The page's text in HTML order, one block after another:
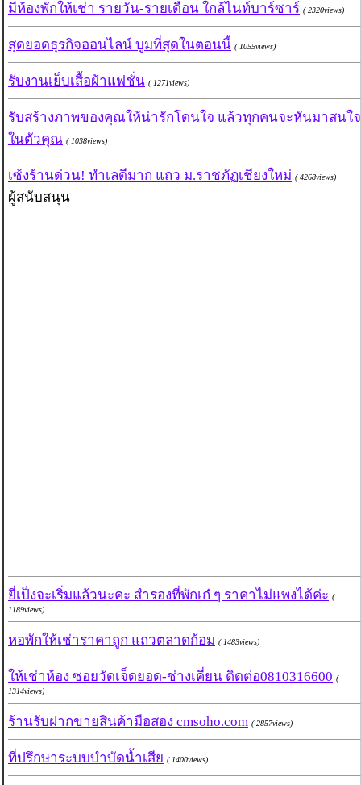
มีห้องพักให้เช่า รายวัน-รายเดือน ใกล้ไนท์บาร์ซาร์ ( 2320views)
สุดยอดธุรกิจออนไลน์ บูมที่สุดในตอนนี้ ( 1055views)
รับงานเย็บเสื้อผ้าแฟชั่น ( 1271views)
รับสร้างภาพของคุณให้น่ารักโดนใจ แล้วทุกคนจะหันมาสนใจ
ในตัวคุณ ( 1038views)
เซ้งร้านด่วน! ทำเลดีมาก แถว ม.ราชภัฏเชียงใหม่ ( 4268views)
ผู้สนับสนุน
ยี่เป็งจะเริ่มแล้วนะคะ สำรองที่พักเก๋ ๆ ราคาไม่แพงได้ค่ะ (
1189views)
หอพักให้เช่าราคาถูก แถวตลาดก้อม ( 1483views)
ให้เช่าห้อง ซอยวัดเจ็ดยอด-ช่างเคี่ยน ติดต่อ0810316600 (
1314views)
ร้านรับฝากขายสินค้ามือสอง cmsoho.com ( 2857views)
ที่ปรึกษาระบบบำบัดน้ำเสีย ( 1400views)